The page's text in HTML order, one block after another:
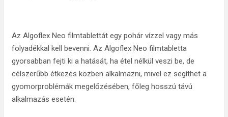
Az Algoflex Neo filmtablettát egy pohár vízzel vagy más
folyadékkal kell bevenni. Az Algoflex Neo filmtabletta
gyorsabban fejti ki a hatását, ha étel nélkül veszi be, de
célszerűbb étkezés közben alkalmazni, mivel ez segíthet a
gyomorproblémák megelőzésében, főleg hosszú távú
alkalmazás esetén.